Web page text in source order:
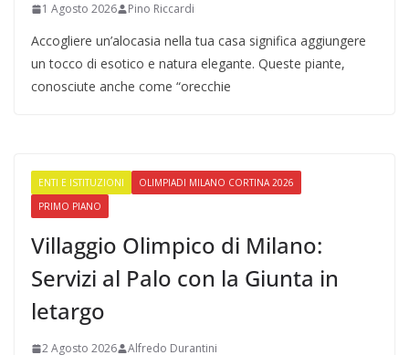
1 Agosto 2026 Pino Riccardi
Accogliere un’alocasia nella tua casa significa aggiungere
un tocco di esotico e natura elegante. Queste piante,
conosciute anche come “orecchie
ENTI E ISTITUZIONI
OLIMPIADI MILANO CORTINA 2026
PRIMO PIANO
Villaggio Olimpico di Milano:
Servizi al Palo con la Giunta in
letargo
2 Agosto 2026 Alfredo Durantini